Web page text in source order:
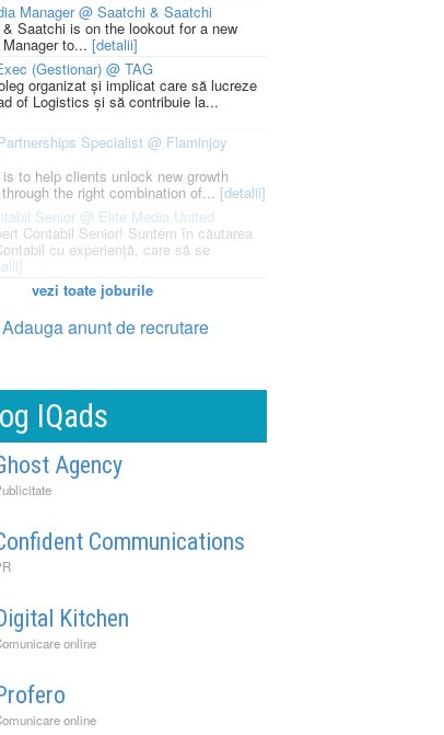
Manager @ Saatchi & Saatchi
Saatchi is on the lookout for a new
to... [detalii]
(Gestionar) @ TAG
organizat și implicat care să lucreze
of Logistics și să contribuie la...
Specialist @ Flaminjoy
to help clients unlock new growth
the right combination of... [detalii]
Senior @ Elite Media United
Contabil Senior! Suntem în căutarea
cu experiență, care să se
vezi toate joburile
Adauga anunt de recrutare
IQads
Agency
Communications
Kitchen
online
online